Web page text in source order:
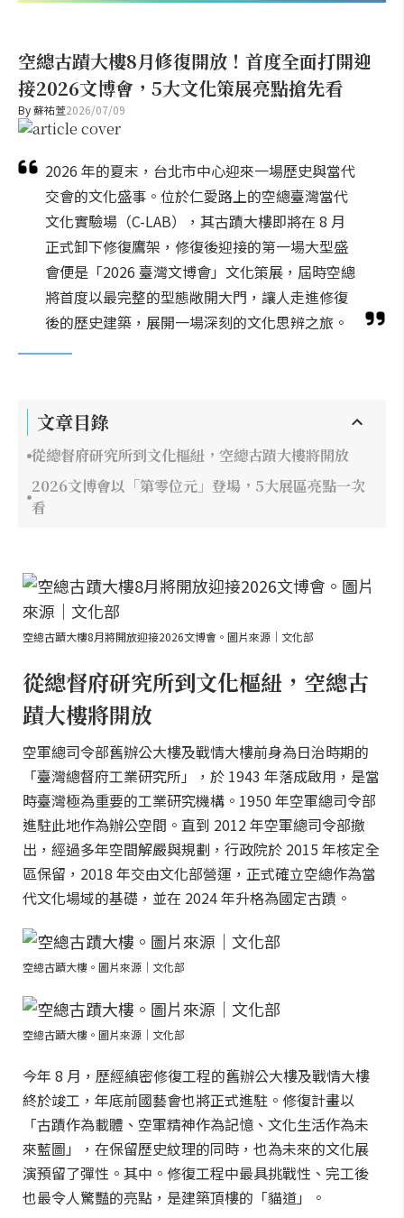
空總古蹟大樓8月修復開放！首度全面打開迎
接2026文博會，5大文化策展亮點搶先看
By蘇祐萱2026/07/09
2026 年的夏末，台北市中心迎來一場歷史與當代
交會的文化盛事。位於仁愛路上的空總臺灣當代
文化實驗場（C-LAB），其古蹟大樓即將在 8 月
正式卸下修復鷹架，修復後迎接的第一場大型盛
會便是「2026 臺灣文博會」文化策展，屆時空總
將首度以最完整的型態敞開大門，讓人走進修復
後的歷史建築，展開一場深刻的文化思辨之旅。
文章目錄
從總督府研究所到文化樞紐，空總古蹟大樓將開放
2026文博會以「第零位元」登場，5大展區亮點一次
看
空總古蹟大樓8月將開放迎接2026文博會。圖片來源｜文化部
從總督府研究所到文化樞紐，空總古
蹟大樓將開放
空軍總司令部舊辦公大樓及戰情大樓前身為日治時期的
「臺灣總督府工業研究所」，於 1943 年落成啟用，是當
時臺灣極為重要的工業研究機構。1950 年空軍總司令部
進駐此地作為辦公空間。直到 2012 年空軍總司令部撤
出，經過多年空間解嚴與規劃，行政院於 2015 年核定全
區保留，2018 年交由文化部營運，正式確立空總作為當
代文化場域的基礎，並在 2024 年升格為國定古蹟。
空總古蹟大樓。圖片來源｜文化部
空總古蹟大樓。圖片來源｜文化部
今年 8 月，歷經縝密修復工程的舊辦公大樓及戰情大樓
終於竣工，年底前國藝會也將正式進駐。修復計畫以
「古蹟作為載體、空軍精神作為記憶、文化生活作為未
來藍圖」，在保留歷史紋理的同時，也為未來的文化展
演預留了彈性。其中。修復工程中最具挑戰性、完工後
也最令人驚豔的亮點，是建築頂樓的「貓道」。